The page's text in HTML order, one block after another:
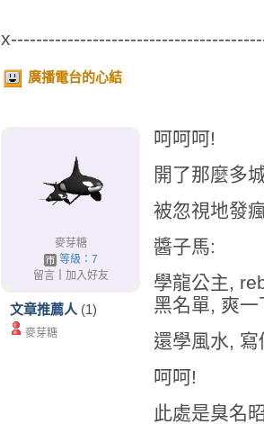
廣播電台的心結
麥芽糖
等級：7
留言｜ 加入好友
文章推薦人 (1)
麥芽糖
呵呵呵!
開了那麼多
被忽視地發
醬子馬:
學龍公主,
黑名單, 爽一
還學風水,
呵呵!
此處是臭名